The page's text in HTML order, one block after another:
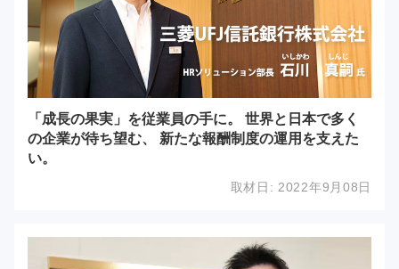
「成長の果実」を従業員の手に。 世界と日本で多く
の企業が待ち望む、 新たな報酬制度の運用を支えた
い。
取材日: 2022年9月08日